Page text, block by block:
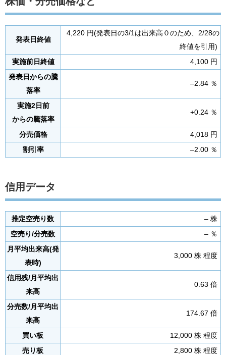
発表日終値
4,220 円(発表日の3/1は出来高０のため、2/28の
終値を引用)
実施前日終値
4,100 円
発表日からの騰
落率
–2.84 ％
実施2日前
からの騰落率
+0.24 ％
分売価格
4,018 円
割引率
–2.00 ％
信用データ
推定空売り数
– 株
空売り/分売数
– ％
月平均出来高(発
表時)
3,000 株 程度
信用残/月平均出
来高
0.63 倍
分売数/月平均出
来高
174.67 倍
買い板
12,000 株 程度
売り板
2,800 株 程度